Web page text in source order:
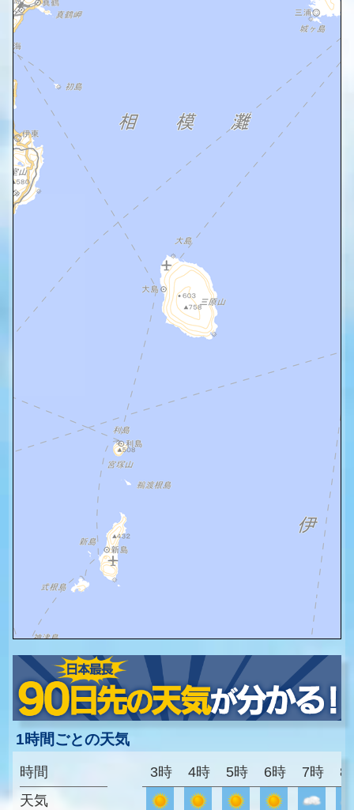
1時間ごとの天気
時間
天気
3時 4時 5時 6時 7時 8